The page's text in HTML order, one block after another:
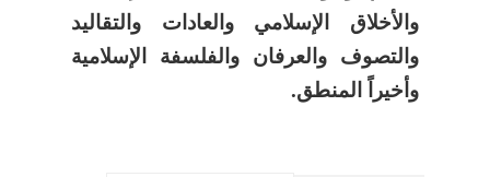
والأخلاق الإسلامي والعادات والتقاليد
والتصوف والعرفان والفلسفة الإسلامية
وأخيراً المنطق.